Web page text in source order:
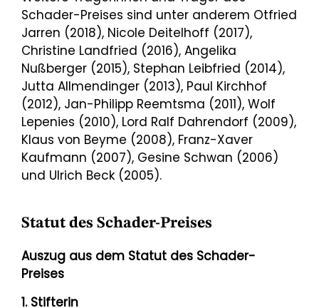
Schader-Preises sind unter anderem Otfried
Jarren (2018), Nicole Deitelhoff (2017),
Christine Landfried (2016), Angelika
Nußberger (2015), Stephan Leibfried (2014),
Jutta Allmendinger (2013), Paul Kirchhof
(2012), Jan-Philipp Reemtsma (2011), Wolf
Lepenies (2010), Lord Ralf Dahrendorf (2009),
Klaus von Beyme (2008), Franz-Xaver
Kaufmann (2007), Gesine Schwan (2006)
und Ulrich Beck (2005).
Statut des Schader-Preises
Auszug aus dem Statut des Schader-
Preises
1. Stifterin